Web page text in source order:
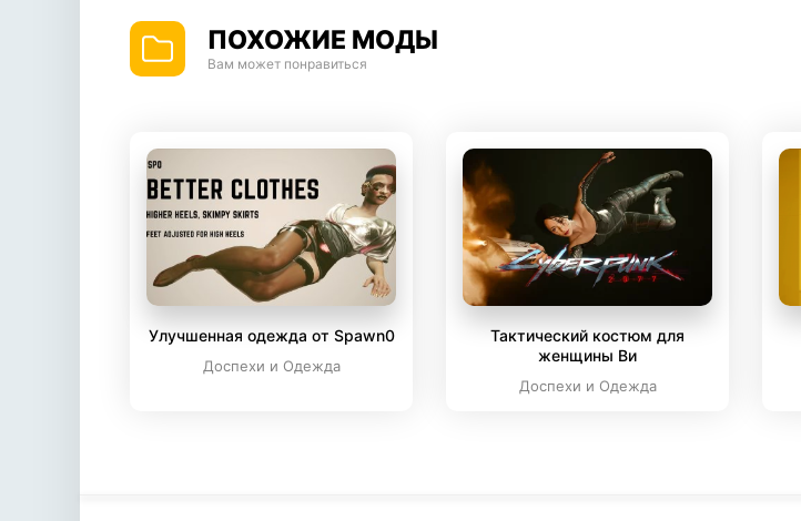
ПОХОЖИЕ МОДЫ
Вам может понравиться
Улучшенная одежда от Spawn0
Доспехи и Одежда
Тактический костюм для
женщины Ви
Доспехи и Одежда